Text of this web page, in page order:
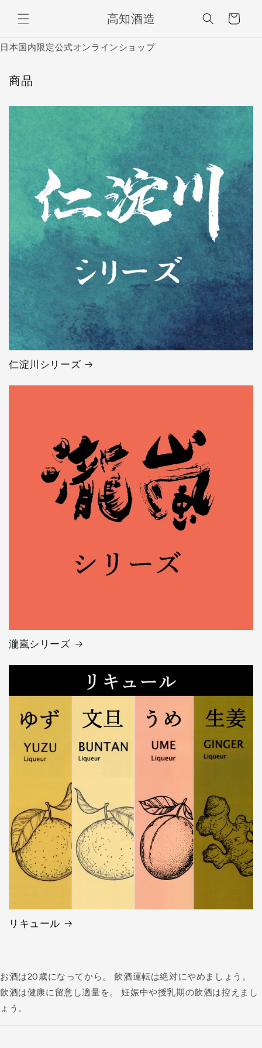
ンツに
進む
高知酒造
ー
日本国内限定公式オンラインショップ
商品
仁淀川シリーズ
瀧嵐シリーズ
リキュール
お酒は20歳になってから。 飲酒運転は絶対にやめましょう。
飲酒は健康に留意し適量を。 妊娠中や授乳期の飲酒は控えまし
ょう。